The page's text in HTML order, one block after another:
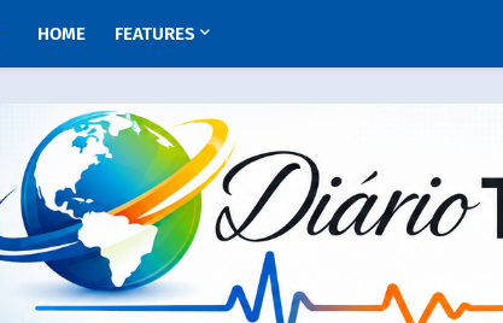
HOME FEATURES